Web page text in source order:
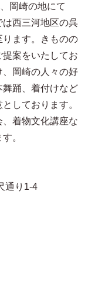
岡崎の地にて
西三河地区の呉
ります。きものの
案をいたしてお
、岡崎の人々の好
踊、着付けなど
しております。
着物文化講座な
。
通り1-4